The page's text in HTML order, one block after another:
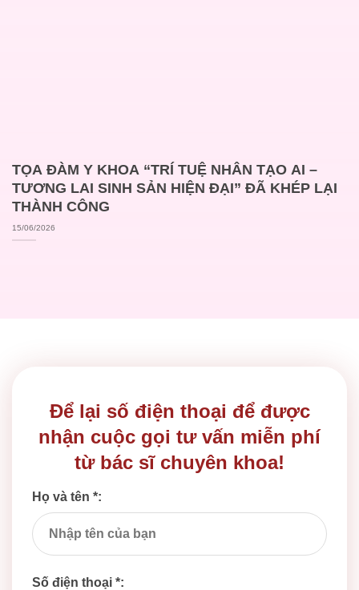
TỌA ĐÀM Y KHOA “TRÍ TUỆ NHÂN TẠO AI –
TƯƠNG LAI SINH SẢN HIỆN ĐẠI” ĐÃ KHÉP LẠI
THÀNH CÔNG
15/06/2026
Để lại số điện thoại để được
nhận cuộc gọi tư vấn miễn phí
từ bác sĩ chuyên khoa!
Họ và tên *:
Số điện thoại *: